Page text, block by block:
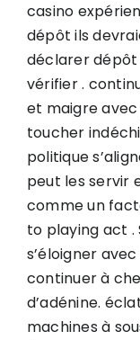
casino
dépôt ils
déclarer
vérifier .
et maigre
toucher
politique
peut les servir
comme un
to playing act .
s’éloigner avec
continuer à
d’adénine.
machines à